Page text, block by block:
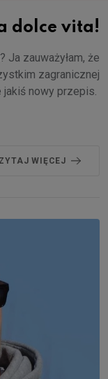
dolce vita!
zauważyłam, że
zagranicznej
nowy przepis.
WIĘCEJ